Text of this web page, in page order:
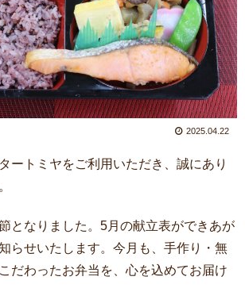
2025.04.22
ートミヤをご利用いただき、誠にあり
となりました。5月の献立表ができあが
らせいたします。今月も、手作り・無
だわったお弁当を、心を込めてお届け